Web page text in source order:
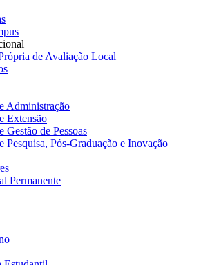
de Avaliação Local
Administração
Extensão
Gestão de Pessoas
Pesquisa, Pós-Graduação e Inovação
Permanente